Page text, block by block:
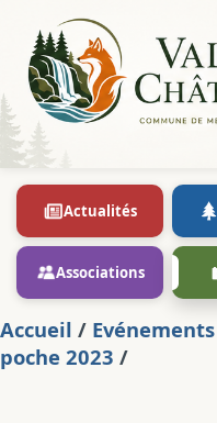
Actualités
Associations
Accueil / Evénements
poche 2023 /